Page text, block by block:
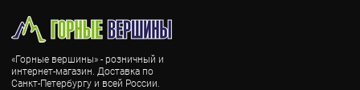
«Горные вершины» - розничный и
интернет-магазин. Доставка по
Санкт-Петербургу и всей России.